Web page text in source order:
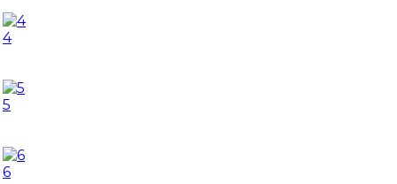
4
5
6